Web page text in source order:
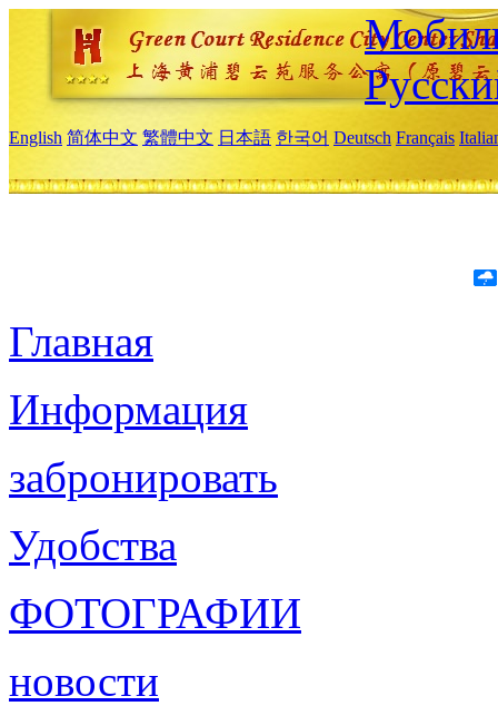
English 简体中文 繁體中文 日本語 한국어 Deutsch Français
Главная
Информация
забронировать
Удобства
ФОТОГРАФИИ
новости